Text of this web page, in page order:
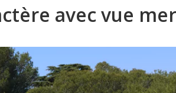
avec vue mer